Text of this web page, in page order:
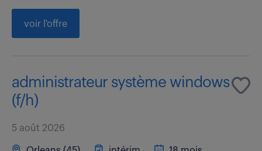
voir l'offre
administrateur système windows
(f/h)
5 août 2026